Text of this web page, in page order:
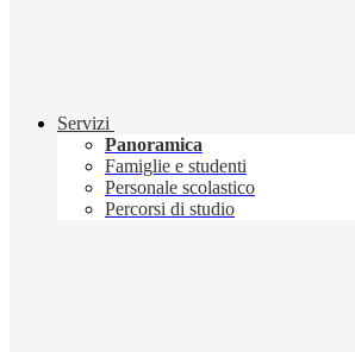
Servizi
Panoramica
Famiglie e studenti
Personale scolastico
Percorsi di studio